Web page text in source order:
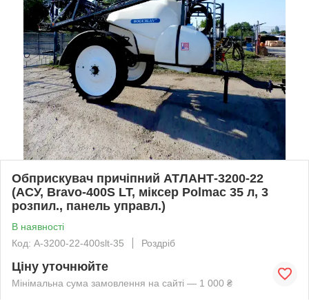
Обприскувач причіпний АТЛАНТ-3200-22
(АСУ, Bravo-400S LT, міксер Polmac 35 л, 3
розпил., панель управл.)
В наявності
Код: А-3200-22-400slt-35
Роздріб
Ціну уточнюйте
Мінімальна сума замовлення на сайті — 1 000 ₴